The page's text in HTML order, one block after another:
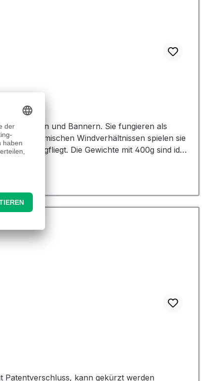
Fahnen und Bannern. Sie fungieren als
In stürmischen Windverhältnissen spielen sie
oder wegfliegt. Die Gewichte mit 400g sind ideal
geeignet sind. Beide kommen in einer
sie zu einer äußerst vielseitigen und
Fahnengewichte ist ihre geringe
können, wenn sie gegen den Fahnenmast
Lärmbelästigung ein Anliegen sein könnte. Diese
sie gefüllt und geformt sind. Sie können mit
diese an Ort und Stelle zu halten.
Patentverschluss, kann gekürzt werden